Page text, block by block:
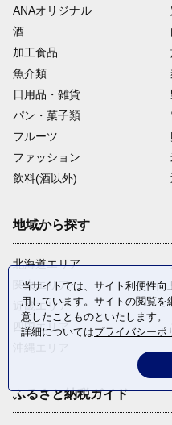
ANAオリジナル
酒
加工食品
魚介類
日用品・雑貨
パン・菓子類
フルーツ
ファッション
飲料(酒以外)
地域から探す
北海道エリア
関東エリア
近畿エリア
四国エリア
ふるさと納税ガイド
当サイトでは、サイト利便性
用しています。サイトの閲覧を
意したことものといたします。
詳細についてはプライバシーポ